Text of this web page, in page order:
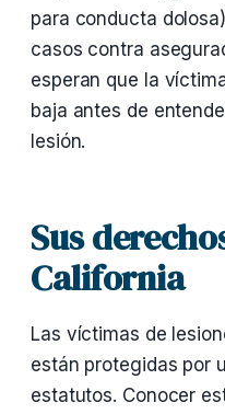
para conducta
casos contra
esperan que la
baja antes de
lesión.
Sus
California
Las víctimas de
están protegidas por
estatutos. Conocer